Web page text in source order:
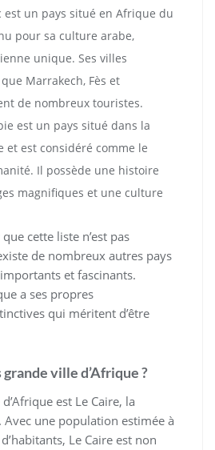
est un pays situé en Afrique du
pour sa culture arabe,
unique. Ses villes
Marrakech, Fès et
de nombreux touristes.
est un pays situé dans la
et est considéré comme le
Il possède une histoire
magnifiques et une culture
cette liste n’est pas
de nombreux autres pays
et fascinants.
a ses propres
qui méritent d’être
ville d’Afrique ?
est Le Caire, la
Avec une population estimée à
Le Caire est non